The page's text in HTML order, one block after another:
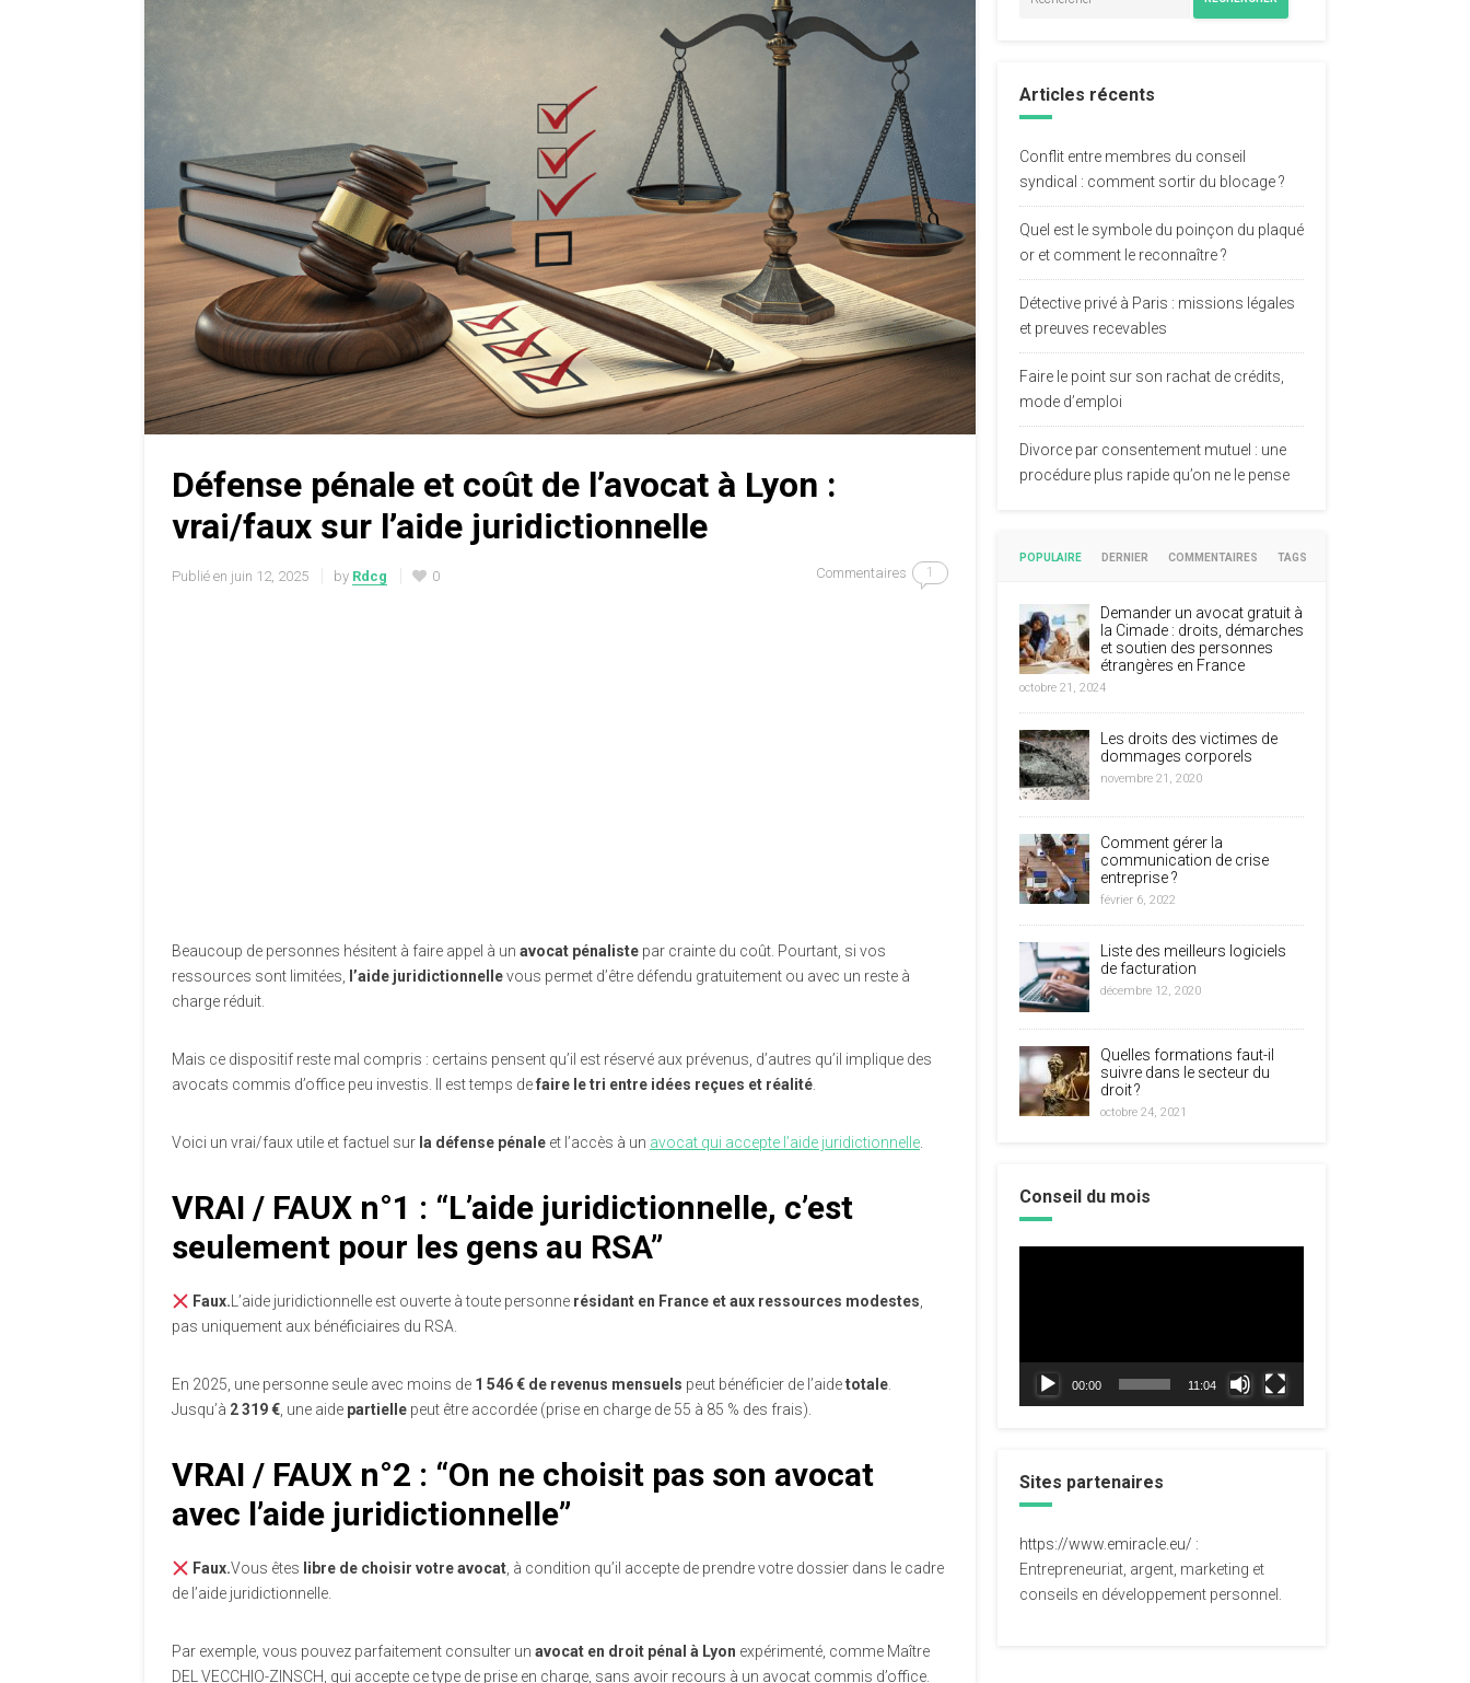
Défense pénale et coût de l’avocat à Lyon :
vrai/faux sur l’aide juridictionnelle
Publié en juin 12, 2025 by Rdcg 0 Commentaires 1
Beaucoup de personnes hésitent à faire appel à un avocat pénaliste par crainte du coût. Pourtant, si vos
ressources sont limitées, l’aide juridictionnellevous permet d’être défendu gratuitement ou avec un reste à
charge réduit.
Mais ce dispositif reste mal compris : certains pensent qu’il est réservé aux prévenus, d’autres qu’il implique des
avocats commis d’office peu investis. Il est temps defaire le tri entre idées reçues et réalité.
Voici un vrai/faux utile et factuel sur la défense pénale et l’accès à un avocat qui accepte l’aide juridictionnelle.
VRAI / FAUX n°1 : “L’aide juridictionnelle, c’est
seulement pour les gens au RSA”
Faux.L’aide juridictionnelle est ouverte à toute personne résidant en France et aux ressources modestes,
pas uniquement aux bénéficiaires du RSA.
En 2025, une personne seule avec moins de 1 546 € de revenus mensuels peut bénéficier de l’aidetotale.
Jusqu’à 2 319 €, une aide partielle peut être accordée (prise en charge de 55 à 85 % des frais).
VRAI / FAUX n°2 : “On ne choisit pas son avocat
avec l’aide juridictionnelle”
Faux.Vous êtes libre de choisir votre avocat, à condition qu’il accepte de prendre votre dossier dans le cadre
de l’aide juridictionnelle.
Par exemple, vous pouvez parfaitement consulter un avocat en droit pénal à Lyon expérimenté, comme Maître
DEL VECCHIO-ZINSCH, qui accepte ce type de prise en charge, sans avoir recours à un avocat commis d’office.
Articles récents
Conflit entre membres du conseil
syndical : comment sortir du blocage ?
Quel est le symbole du poinçon du plaqué
or et comment le reconnaître ?
Détective privé à Paris : missions légales
et preuves recevables
Faire le point sur son rachat de crédits,
mode d’emploi
Divorce par consentement mutuel : une
procédure plus rapide qu’on ne le pense
POPULAIRE DERNIER COMMENTAIRES TAGS
Demander un avocat gratuit à
la Cimade : droits, démarches
et soutien des personnes
étrangères en France
octobre 21, 2024
Les droits des victimes de
dommages corporels
novembre 21, 2020
Comment gérer la
communication de crise
entreprise ?
février 6, 2022
Liste des meilleurs logiciels
de facturation
décembre 12, 2020
Quelles formations faut-il
suivre dans le secteur du
droit ?
octobre 24, 2021
Conseil du mois
00:00 11:04
Sites partenaires
https://www.emiracle.eu/ :
Entrepreneuriat, argent, marketing et
conseils en développement personnel.